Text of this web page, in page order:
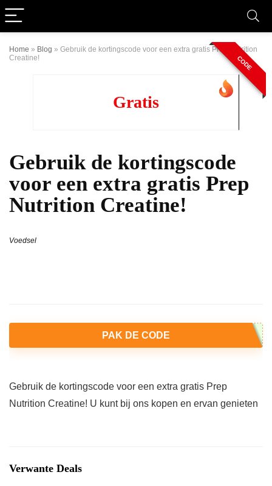
Home » Blog » Gebruik de kortingscode voor een extra gratis Prep Nutrition
Creatine!
CODE
Gratis
Gebruik de kortingscode
voor een extra gratis Prep
Nutrition Creatine!
Voedsel
PAK DE CODE
Gebruik de kortingscode voor een extra gratis Prep
Nutrition Creatine! U kunt bij ons kopen en ervan genieten
Verwante Deals